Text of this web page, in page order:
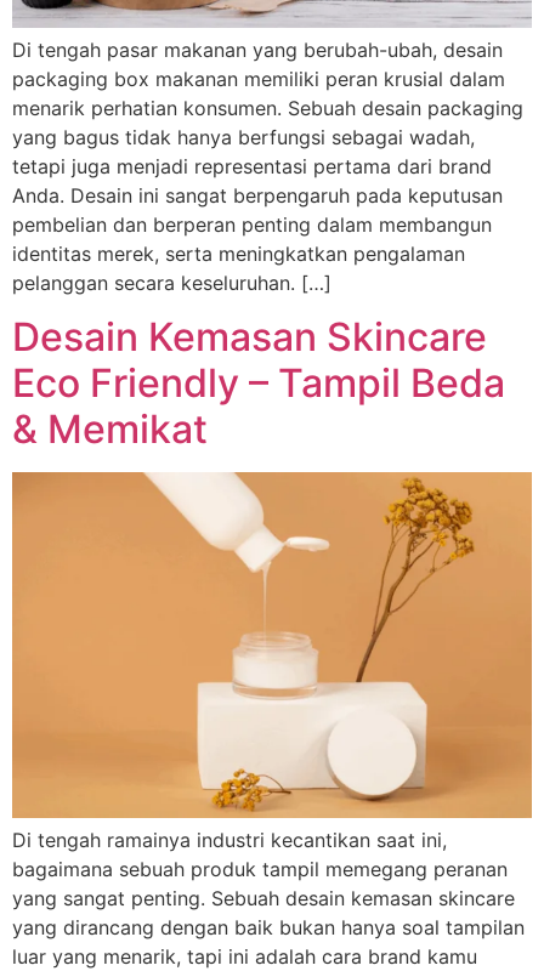
Di tengah pasar makanan yang berubah-ubah, desain
packaging box makanan memiliki peran krusial dalam
menarik perhatian konsumen. Sebuah desain packaging
yang bagus tidak hanya berfungsi sebagai wadah,
tetapi juga menjadi representasi pertama dari brand
Anda. Desain ini sangat berpengaruh pada keputusan
pembelian dan berperan penting dalam membangun
identitas merek, serta meningkatkan pengalaman
pelanggan secara keseluruhan. […]
Desain Kemasan Skincare
Eco Friendly – Tampil Beda
& Memikat
Di tengah ramainya industri kecantikan saat ini,
bagaimana sebuah produk tampil memegang peranan
yang sangat penting. Sebuah desain kemasan skincare
yang dirancang dengan baik bukan hanya soal tampilan
luar yang menarik, tapi ini adalah cara brand kamu